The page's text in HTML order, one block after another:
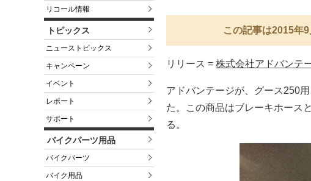
リコール情報
トピックス
ニューストピックス
キャンペーン
イベント
レポート
サポート
バイクパーツ用品
バイクパーツ
バイク用品
この記事は2015年
リリース = 株式会社アドバンテ
アドバンテージが、グース250
た。この商品はブレーキホース
る。